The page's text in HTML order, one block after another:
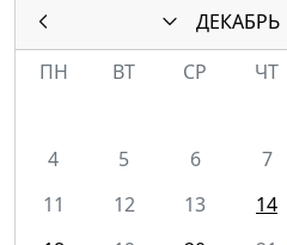
ДЕКАБРЬ
ПН
ВТ СР ЧТ
4
5 6 7
11
12 13 14